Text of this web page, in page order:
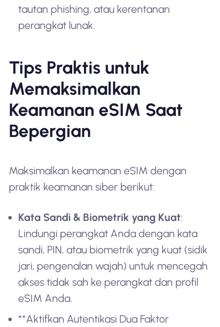
tautan phishing, atau kerentanan
perangkat lunak.
Tips Praktis untuk
Memaksimalkan
Keamanan eSIM Saat
Bepergian
Maksimalkan keamanan eSIM dengan
praktik keamanan siber berikut:
Kata Sandi & Biometrik yang Kuat:
Lindungi perangkat Anda dengan kata
sandi, PIN, atau biometrik yang kuat (sidik
jari, pengenalan wajah) untuk mencegah
akses tidak sah ke perangkat dan profil
eSIM Anda.
**Aktifkan Autentikasi Dua Faktor